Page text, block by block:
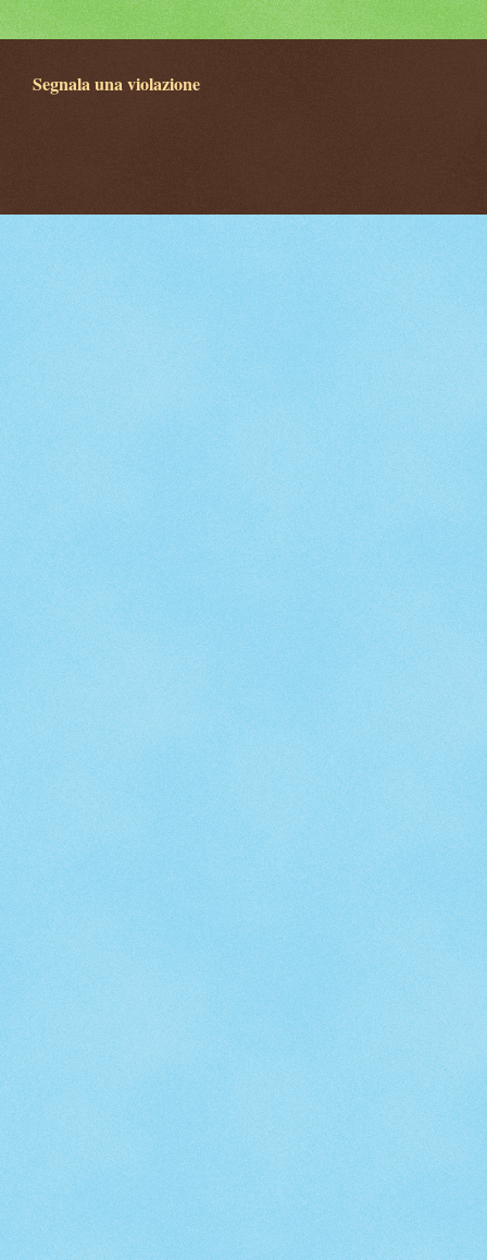
Segnala una violazione